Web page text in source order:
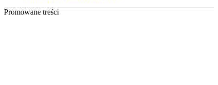
Promowane treści